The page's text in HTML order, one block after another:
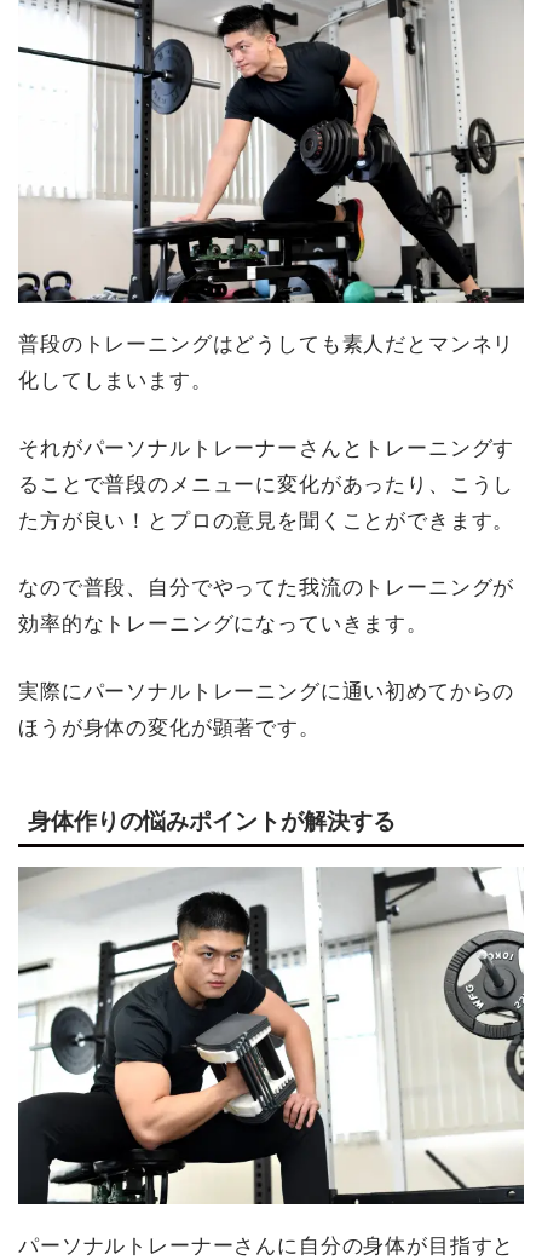
普段のトレーニングはどうしても素人だとマンネリ
化してしまいます。
それがパーソナルトレーナーさんとトレーニングす
ることで普段のメニューに変化があったり、こうし
た方が良い！とプロの意見を聞くことができます。
なので普段、自分でやってた我流のトレーニングが
効率的なトレーニングになっていきます。
実際にパーソナルトレーニングに通い初めてからの
ほうが身体の変化が顕著です。
身体作りの悩みポイントが解決する
パーソナルトレーナーさんに自分の身体が目指すと